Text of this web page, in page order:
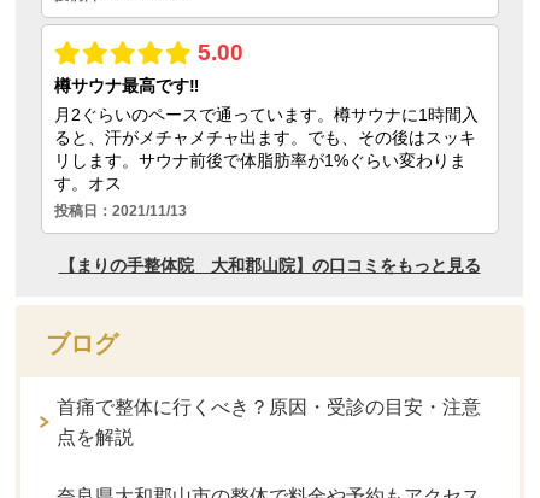
ブログ
首痛で整体に行くべき？原因・受診の目安・注意
点を解説